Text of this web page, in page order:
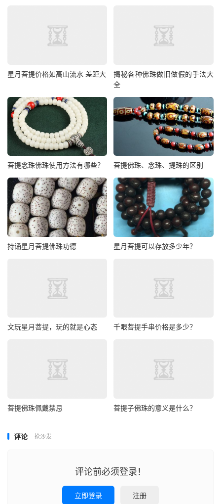
星月菩提价格如高山流水 差距大
揭秘各种佛珠做旧做假的手法大
全
菩提念珠佛珠使用方法有哪些？ 菩提佛珠、念珠、提珠的区别
持诵星月菩提佛珠功德 星月菩提可以存放多少年？
文玩星月菩提，玩的就是心态 千眼菩提手串价格是多少？
菩提佛珠佩戴禁忌 菩提子佛珠的意义是什么？
评论 抢沙发
评论前必须登录！
立即登录 注册